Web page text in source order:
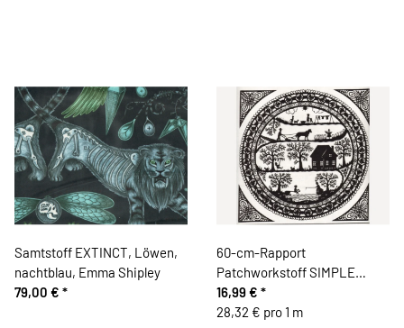
Samtstoff EXTINCT, Löwen,
nachtblau, Emma Shipley
79,00 € *
60-cm-Rapport
Patchworkstoff SIMPLE
PLEASURES, Scherenschnitt,
schwarz, Northcott
16,99 € *
28,32 € pro 1 m